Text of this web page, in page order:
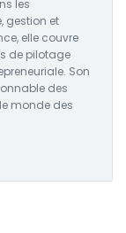
les
gestion et
elle couvre
de pilotage
Son
des
monde des